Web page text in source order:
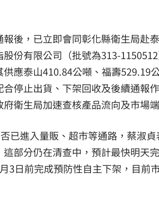
後，已立即會同彰化縣衛生局赴
份有限公司（批號為313-
應泰山410.84公噸、福壽529.19
停止出貨、下架回收及後續通報
衛生局加速查核產品流向及市場
已進入量販、超市等通路，蔡淑
部分仍在清查中，預計最快明天
3日前完成預防性自主下架，目前